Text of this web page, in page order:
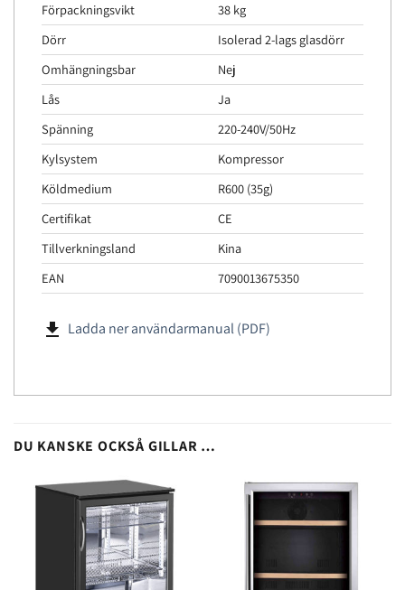
Förpackningsvikt
38 kg
Dörr
Isolerad 2-lags glasdörr
Omhängningsbar
Nej
Lås
Ja
Spänning
220-240V/50Hz
Kylsystem
Kompressor
Köldmedium
R600 (35g)
Certifikat
CE
Tillverkningsland
Kina
EAN
7090013675350
file_download Ladda ner användarmanual (PDF)
DU KANSKE OCKSÅ GILLAR …